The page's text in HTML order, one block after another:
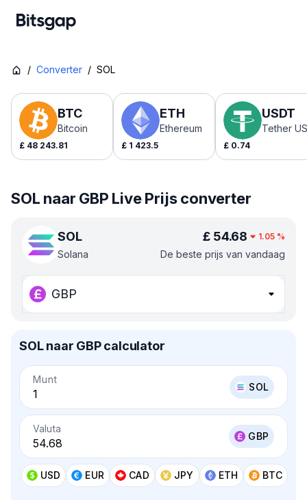
/ Converter / SOL
BTC
Bitcoin
£ 48 243.81
ETH
Ethereum
£ 1 423.5
USDT
Tether
£ 0.74
SOL naar GBP Live Prijs converter
SOL
Solana
£ 54.68 1.05 %
De beste prijs van vandaag
GBP
SOL naar GBP calculator
Munt
SOL
Valuta
GBP
USD EUR CAD JPY ETH BTC